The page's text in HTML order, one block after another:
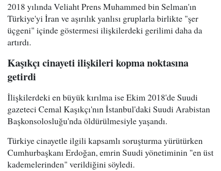
2018 yılında Veliaht Prens Muhammed bin Selman'ın
Türkiye'yi İran ve aşırılık yanlısı gruplarla birlikte "şer
üçgeni" içinde göstermesi ilişkilerdeki gerilimi daha da
artırdı.
Kaşıkçı cinayeti ilişkileri kopma noktasına
getirdi
İlişkilerdeki en büyük kırılma ise Ekim 2018'de Suudi
gazeteci Cemal Kaşıkçı'nın İstanbul'daki Suudi Arabistan
Başkonsolosluğu'nda öldürülmesiyle yaşandı.
Türkiye cinayetle ilgili kapsamlı soruşturma yürütürken
Cumhurbaşkanı Erdoğan, emrin Suudi yönetiminin "en üst
kademelerinden" verildiğini söyledi.